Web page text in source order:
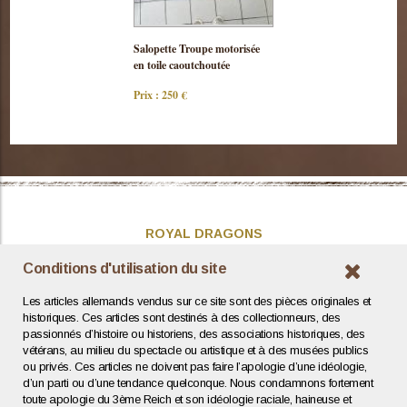
Conditions d'utilisation du site
Les articles allemands vendus sur ce site sont des pièces originales et
historiques. Ces articles sont destinés à des collectionneurs, des
passionnés d’histoire ou historiens, des associations historiques, des
vétérans, au milieu du spectacle ou artistique et à des musées publics
ou privés. Ces articles ne doivent pas faire l’apologie d’une idéologie,
d’un parti ou d’une tendance quelconque. Nous condamnons fortement
toute apologie du 3ème Reich et son idéologie raciale, haineuse et
Consulter
cette pièce
Salopette Troupe motorisée
en toile caoutchoutée
Prix : 250 €
ROYAL DRAGONS
Présentation
Contact / Coordonnées
INFOS UTILES
Expertise / Estimation
Conditions générales